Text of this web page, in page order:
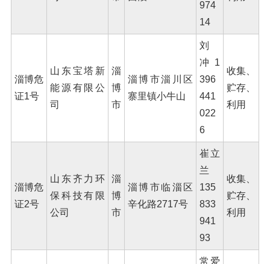
974
14
淄博危
证1号
山东宝塔新
能源有限公
司
淄
博
市
淄博市淄川区
寨里镇小牛山
刘
冲 1
396
441
022
6
收集、
贮存、
利用
淄博危
证2号
山东齐力环
保科技有限
公司
淄
博
市
淄博市临淄区
辛化路2717号
崔立
兰
135
833
941
93
收集、
贮存、
利用
常爱